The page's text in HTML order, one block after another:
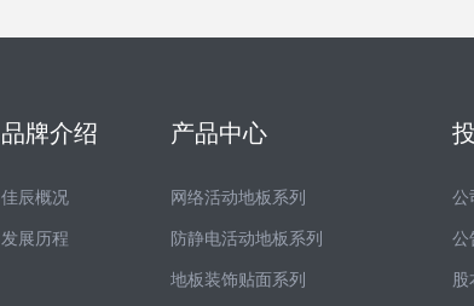
品牌介绍
佳辰概况
发展历程
产品中心
网络活动地板系列
防静电活动地板系列
地板装饰贴面系列
公
公
股